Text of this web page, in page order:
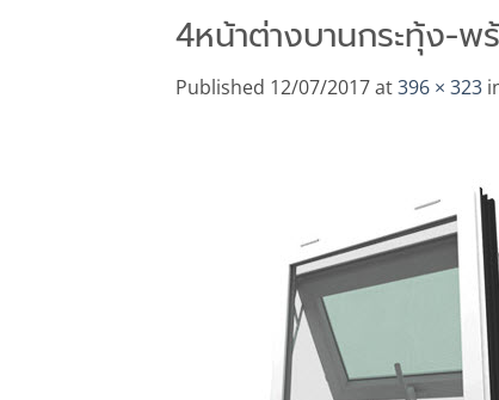
4หน้าต่างบานกระทุ้ง-
Published 12/07/2017at396 × 323